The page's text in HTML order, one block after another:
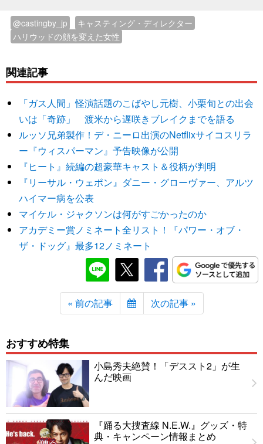
@castingby_jp
キャスティング・ディレクター
ハリウッドの顔を変えた女性
関連記事
「ガス人間」怪演話題のこばやし元樹、小栗旬との出会
いは「奇跡」 渡米から遅咲きブレイクまでを語る
ルッソ兄弟製作！デ・ニーロ出演のNetflixサイコスリラ
ー『ウィスパーマン』予告映像が公開
『ヒート』続編の超豪華キャスト＆役柄が判明
『リーサル・ウェポン』ダニー・グローヴァー、アルツ
ハイマー病を公表
マイケル・ジャクソンは何がすごかったのか
アカデミー賞ノミネート全リスト！『パワー・オブ・
ザ・ドッグ』最多12ノミネート
« 前の記事 次の記事 »
おすすめ特集
小島秀夫絶賛！「デススト2」が生
んだ映画
『踊る大捜査線 N.E.W.』グッズ・特
典・キャンペーン情報まとめ